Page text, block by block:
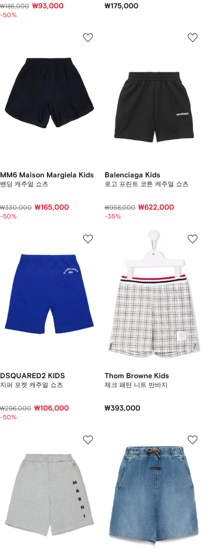
₩186,000 ₩93,000
-50%
₩175,000
MM6 Maison Margiela Kids
밴딩 캐주얼 쇼츠
₩330,000 ₩165,000
-50%
Balenciaga Kids
로고 프린트 코튼 캐주얼 쇼츠
₩958,000 ₩622,000
-35%
DSQUARED2 KIDS
지퍼 포켓 캐주얼 쇼츠
₩296,000 ₩106,000
-50%
Thom Browne Kids
체크 패턴 니트 반바지
₩393,000